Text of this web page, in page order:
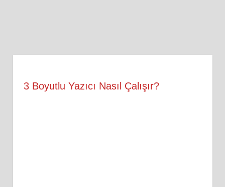
3 Boyutlu Yazıcı Nasıl Çalışır?